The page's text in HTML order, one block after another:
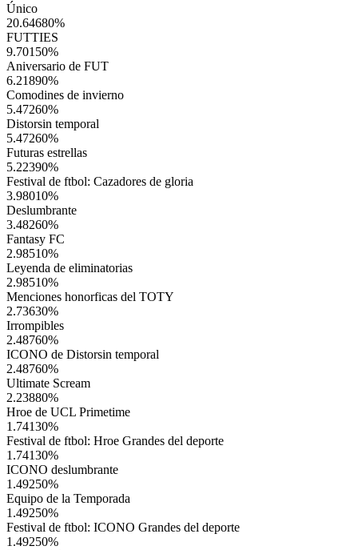
Único
20.64680%
FUTTIES
9.70150%
Aniversario de FUT
6.21890%
Comodines de invierno
5.47260%
Distorsin temporal
5.47260%
Futuras estrellas
5.22390%
Festival de ftbol: Cazadores de gloria
3.98010%
Deslumbrante
3.48260%
Fantasy FC
2.98510%
Leyenda de eliminatorias
2.98510%
Menciones honorficas del TOTY
2.73630%
Irrompibles
2.48760%
ICONO de Distorsin temporal
2.48760%
Ultimate Scream
2.23880%
Hroe de UCL Primetime
1.74130%
Festival de ftbol: Hroe Grandes del deporte
1.74130%
ICONO deslumbrante
1.49250%
Equipo de la Temporada
1.49250%
Festival de ftbol: ICONO Grandes del deporte
1.49250%